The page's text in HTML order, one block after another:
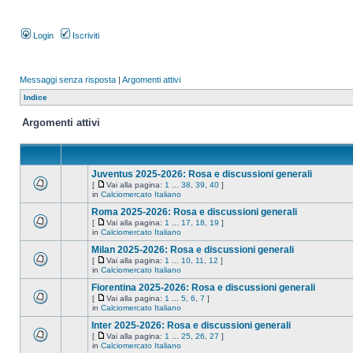
Login Iscriviti
Messaggi senza risposta | Argomenti attivi
Indice
Argomenti attivi
Juventus 2025-2026: Rosa e discussioni generali
[ Vai alla pagina: 1 38 39 40 ]
in Calciomercato Italiano
Roma 2025-2026: Rosa e discussioni generali
[ Vai alla pagina: 1 17 18 19 ]
in Calciomercato Italiano
Milan 2025-2026: Rosa e discussioni generali
[ Vai alla pagina: 1 10 11 12 ]
in Calciomercato Italiano
Fiorentina 2025-2026: Rosa e discussioni generali
[ Vai alla pagina: 1 5 6 7 ]
in Calciomercato Italiano
Inter 2025-2026: Rosa e discussioni generali
[ Vai alla pagina: 1 25 26 27 ]
in Calciomercato Italiano